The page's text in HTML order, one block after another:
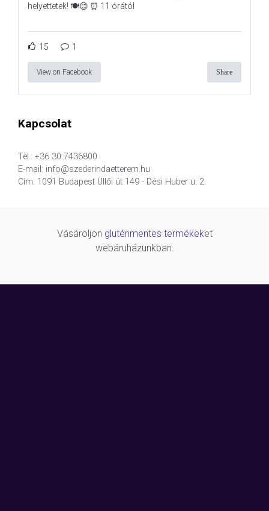
helyettetek! 🍽️😊 ⏰ 11 órától
15 1
View on Facebook Share
Kapcsolat
Tel.: +36 30 7436800
E-mail: info@szederindaetterem.hu
Cím: 1091 Budapest Üllői út 149 - Dési Huber u. 2.
Vásároljon gluténmentes termékeket
webáruházunkban.